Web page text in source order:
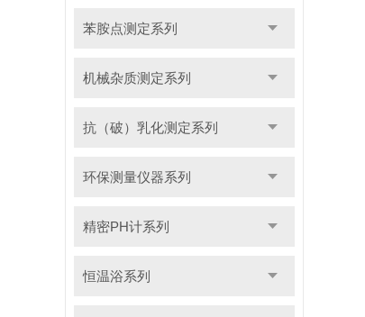
苯胺点测定系列
机械杂质测定系列
抗（破）乳化测定系列
环保测量仪器系列
精密PH计系列
恒温浴系列